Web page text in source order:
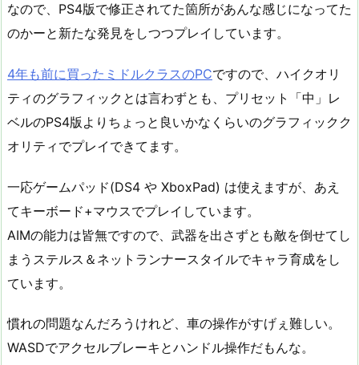
なので、PS4版で修正されてた箇所があんな感じになってた
のかーと新たな発見をしつつプレイしています。
4年も前に買ったミドルクラスのPCですので、ハイクオリ
ティのグラフィックとは言わずとも、プリセット「中」レ
ベルのPS4版よりちょっと良いかなくらいのグラフィックク
オリティでプレイできてます。
一応ゲームパッド(DS4 や XboxPad) は使えますが、あえ
てキーボード+マウスでプレイしています。
AIMの能力は皆無ですので、武器を出さずとも敵を倒せてし
まうステルス＆ネットランナースタイルでキャラ育成をし
ています。
慣れの問題なんだろうけれど、車の操作がすげぇ難しい。
WASDでアクセルブレーキとハンドル操作だもんな。